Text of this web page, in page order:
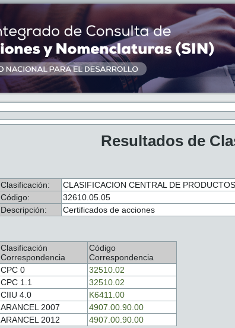
Resultados de
Clasificación:
CLASIFICACION CENTRAL DE
Código:
32610.05.05
Descripción:
Certificados de acciones
Clasificación
Correspondencia
Código
Correspondencia
CPC 0
32510.02
CPC 1.1
32510.02
CIIU 4.0
K6411.00
ARANCEL 2007
4907.00.90.00
ARANCEL 2012
4907.00.90.00